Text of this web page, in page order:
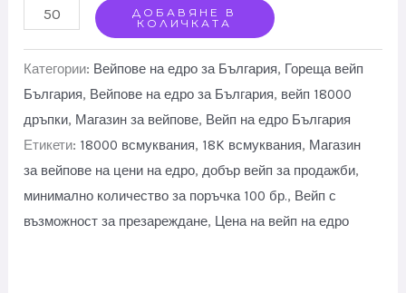
RumBar
Puffs
With
Disposable
Bulk
Price
ДОБАВЯНЕ В
КОЛИЧКАТА
Категории: Вейпове на едро за България, Гореща вейп
България, Вейпове на едро за България, вейп 18000
дръпки, Магазин за вейпове, Вейп на едро България
Етикети: 18000 всмуквания, 18K всмуквания, Магазин
за вейпове на цени на едро,добър вейп за продажби,
минимално количество за поръчка 100 бр., Вейп с
възможност за презареждане, Цена на вейп на едро